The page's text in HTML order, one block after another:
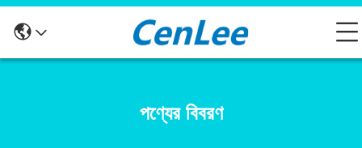
পণ্যের বিবরণ